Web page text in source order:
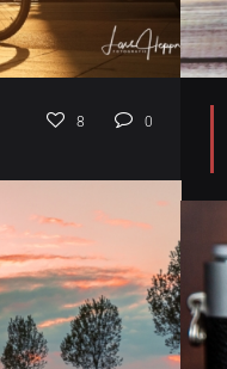
8 0